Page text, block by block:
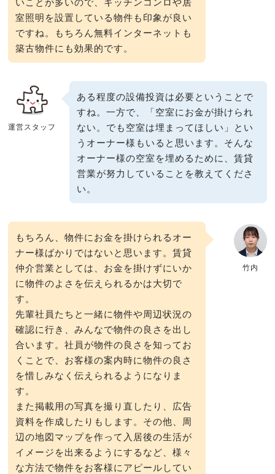
室照明を設置している物件も印象が良い
ですね。もちろん無料インターネットも
築古物件にも効果的です。
ある程度の設備投資は必要ということで
すね。一方で、「空室にお金が掛けられ
ない。でも空室は埋まってほしい」とい
うオーナー様もいると思います。そんな
オーナー様の空室を埋めるために、賃貸
営業が努力していることを教えてくださ
い。
運営スタッフ
もちろん、物件にお金を掛けられるオー
ナー様ばかりではないと思います。賃貸
仲介営業としては、お金を掛けずにいか
に物件のよさを伝えられるかは大切で
す。
先輩社員たちと一緒に物件や周辺状況の
確認に行き、みんなで物件の良さを出し
合います。社員が物件の良さを知ってお
くことで、お客様の案内時に物件の良さ
を惜しみなく伝えられるようになりま
す。
また掲載用の写真を撮り直したり、広告
資料を作成したりもします。その他、周
辺の地図マップを作って入居後の生活が
イメージを出来るようにするなど、様々
な方法で物件をお客様にアピールしてい
竹内